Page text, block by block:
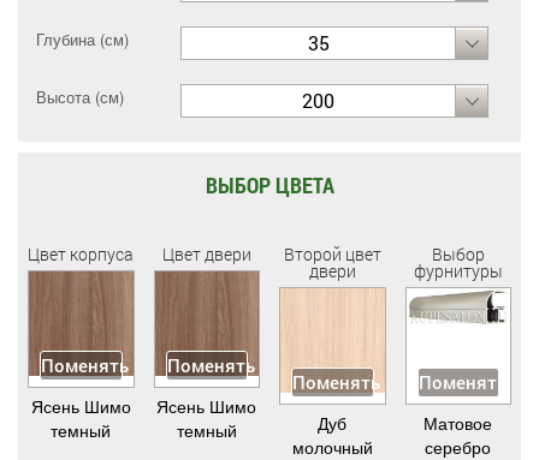
Глубина (см) 35
Высота (см) 200
ВЫБОР ЦВЕТА
Цвет корпуса
Поменять
Ясень Шимо
темный
Цвет двери
Поменять
Ясень Шимо
темный
Второй цвет
двери
Поменять
Дуб
молочный
Выбор
фурнитуры
Поменять
Матовое
серебро